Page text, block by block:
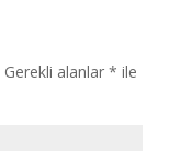
Gerekli alanlar * ile